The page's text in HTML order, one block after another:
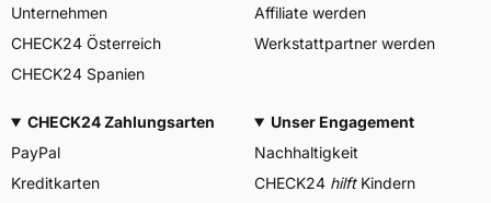
Unternehmen
CHECK24 Österreich
CHECK24 Spanien
Affiliate werden
Werkstattpartner werden
CHECK24 Zahlungsarten
PayPal
Kreditkarten
Unser Engagement
Nachhaltigkeit
CHECK24 hilftKindern